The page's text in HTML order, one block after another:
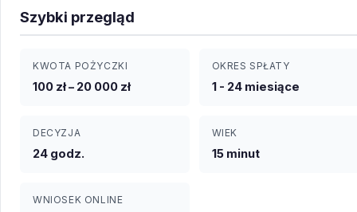
Szybki przegląd
KWOTA POŻYCZKI
100 zł – 20 000 zł
OKRES SPŁATY
1 - 24 miesiące
DECYZJA
24 godz.
WIEK
15 minut
WNIOSEK ONLINE